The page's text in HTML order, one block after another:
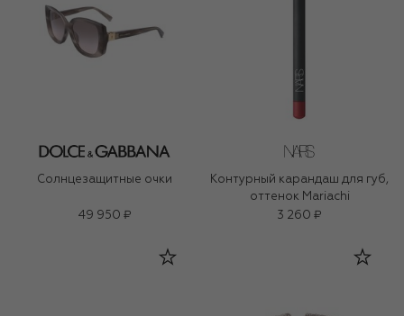
Солнцезащитные очки
49 950 ₽
Контурный карандаш для губ,
оттенок Mariachi
3 260 ₽